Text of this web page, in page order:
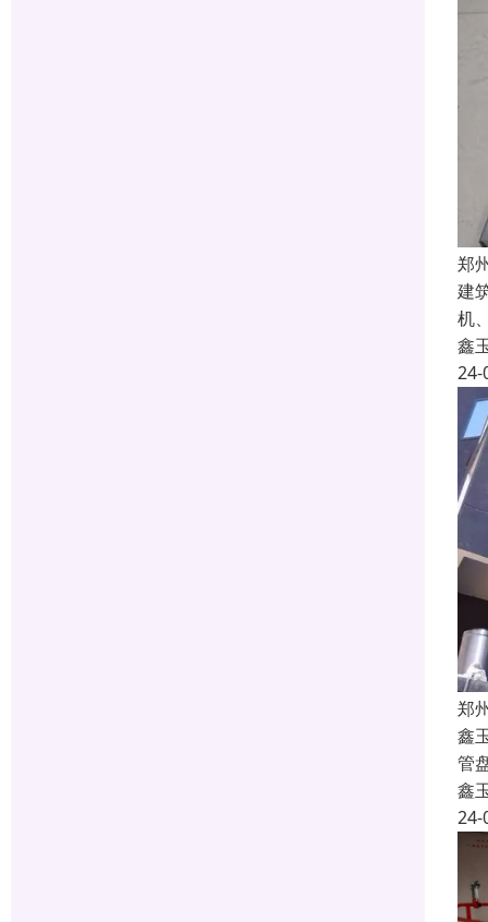
郑
建
机
鑫
24-
郑
鑫
管
鑫
24-